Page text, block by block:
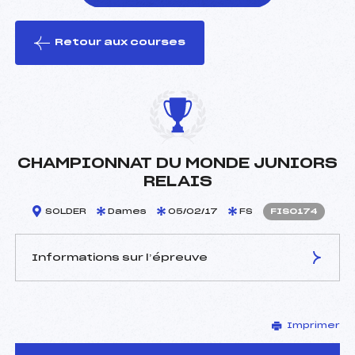
le ski
Retour aux courses
CHAMPIONNAT DU MONDE JUNIORS
RELAIS
SOLDER Dames 05/02/17 FS FIS0174
Informations sur l’épreuve
–
D.T Adjoint :
–
Imprimer